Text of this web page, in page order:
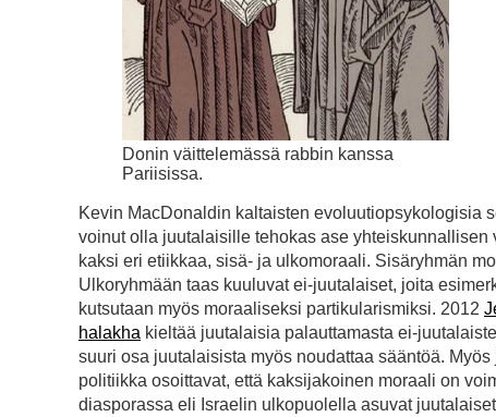
Donin väittelemässä rabbin kanssa
Pariisissa.
Kevin MacDonaldin kaltaisten evoluutiopsykologisia
voinut olla juutalaisille tehokas ase
kaksi eri etiikkaa, sisä- ja ulkomoraali. Sisäryhmän
Ulkoryhmään taas kuuluvat ei-juutalaiset, joita
kutsutaan myös moraaliseksi partikularismiksi. 2012
halakha kieltää juutalaisia palauttamasta ei-
suuri osa juutalaisista myös noudattaa sääntöä.
politiikka osoittavat, että kaksijakoinen moraali on
diasporassa eli Israelin ulkopuolella asuvat